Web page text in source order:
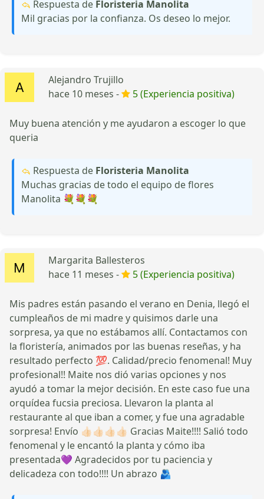
Respuesta de Floristeria Manolita
Mil gracias por la confianza. Os deseo lo mejor.
Alejandro Trujillo
hace 10 meses -
5 (Experiencia positiva)
Muy buena atención y me ayudaron a escoger lo que
queria
Respuesta de Floristeria Manolita
Muchas gracias de todo el equipo de flores
Manolita 💐💐💐
Margarita Ballesteros
hace 11 meses -
5 (Experiencia positiva)
Mis padres están pasando el verano en Denia, llegó el
cumpleaños de mi madre y quisimos darle una
sorpresa, ya que no estábamos allí. Contactamos con
la floristería, animados por las buenas reseñas, y ha
resultado perfecto 💯. Calidad/precio fenomenal! Muy
profesional!! Maite nos dió varias opciones y nos
ayudó a tomar la mejor decisión. En este caso fue una
orquídea fucsia preciosa. Llevaron la planta al
restaurante al que iban a comer, y fue una agradable
sorpresa! Envío 👍🏻👍🏻👍🏻👍🏻 Gracias Maite!!!! Salió todo
fenomenal y le encantó la planta y cómo iba
presentada💜 Agradecidos por tu paciencia y
delicadeza con todo!!!! Un abrazo 🫂